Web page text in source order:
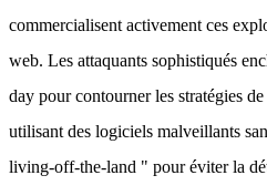
commercialisent activement ces
web. Les attaquants sophistiqués
day pour contourner les stratégies
utilisant des logiciels malveillants
living-off-the-land " pour éviter la